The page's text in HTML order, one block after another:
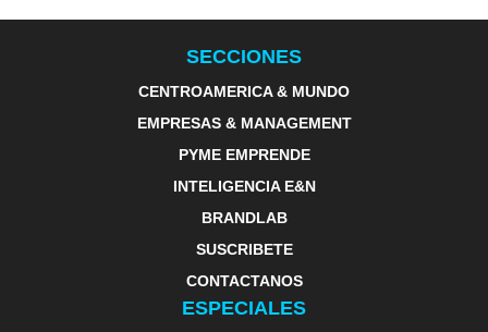
SECCIONES
CENTROAMERICA & MUNDO
EMPRESAS & MANAGEMENT
PYME EMPRENDE
INTELIGENCIA E&N
BRANDLAB
SUSCRIBETE
CONTACTANOS
ESPECIALES